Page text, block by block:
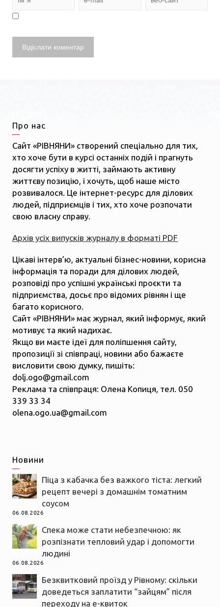
Про нас
Сайт «РІВНЯНИ» створений спеціально для тих,
хто хоче бути в курсі останніх подій і прагнуть
досягти успіху в житті, займають активну
життєву позицію, і хочуть, щоб наше місто
розвивалося. Це інтернет-ресурс для ділових
людей, підприємців і тих, хто хоче розпочати
свою власну справу.
Архів усіх випусків журналу в форматі PDF
Цікаві інтерв’ю, актуальні бізнес-новини, корисна
інформація та поради для ділових людей,
розповіді про успішні українські проєкти та
підприємства, досьє про відомих рівнян і ще
багато корисного.
Сайт «РІВНЯНИ» має журнал, який інформує, який
мотивує та який надихає.
Якщо ви маєте ідеї для поліпшення сайту,
пропозиції зі співпраці, новини або бажаєте
висловити свою думку, пишіть:
dolj.ogo@gmail.com
Реклама та співпраця: Олена Копиця, тел. 050
339 33 34
olena.ogo.ua@gmail.com
Новини
Піца з кабачка без важкого тіста: легкий
рецепт вечері з домашнім томатним
соусом
06.08.2026
Спека може стати небезпечною: як
розпізнати тепловий удар і допомогти
людині
06.08.2026
Безквитковий проїзд у Рівному: скільки
доведеться заплатити “зайцям” після
переходу на е-квиток